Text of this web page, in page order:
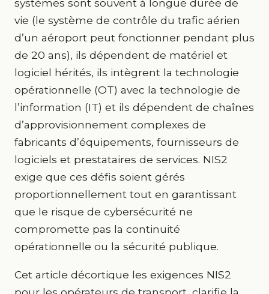
systèmes sont souvent à longue durée de
vie (le système de contrôle du trafic aérien
d’un aéroport peut fonctionner pendant plus
de 20 ans), ils dépendent de matériel et
logiciel hérités, ils intègrent la technologie
opérationnelle (OT) avec la technologie de
l’information (IT) et ils dépendent de chaînes
d’approvisionnement complexes de
fabricants d’équipements, fournisseurs de
logiciels et prestataires de services. NIS2
exige que ces défis soient gérés
proportionnellement tout en garantissant
que le risque de cybersécurité ne
compromette pas la continuité
opérationnelle ou la sécurité publique.
Cet article décortique les exigences NIS2